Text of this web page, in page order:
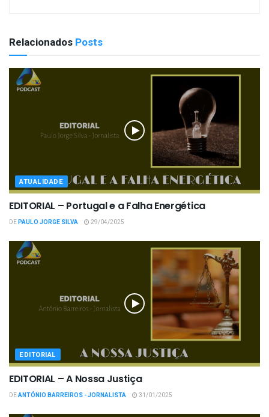
Relacionados Posts
ATUALIDADE
EDITORIAL – Portugal e a Falha Energética
DEPAULO JORGE SILVA 29/04/2025
EDITORIAL
EDITORIAL – A Nossa Justiça
DEANTÓNIO BARREIROS - JORNALISTA 31/01/2025